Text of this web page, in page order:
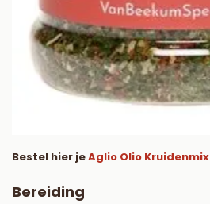
Bestel hier jeAglio Olio Kruidenmix
Bereiding